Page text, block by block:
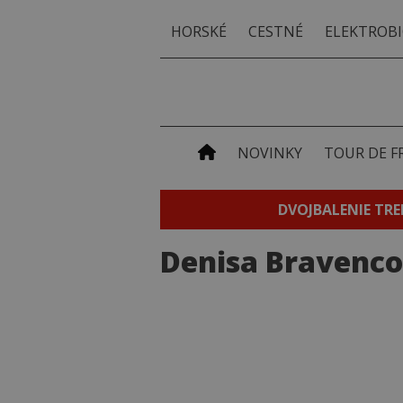
HORSKÉ CESTNÉ
NOVINKY TOUR DE
DVOJBALENIE
Denisa